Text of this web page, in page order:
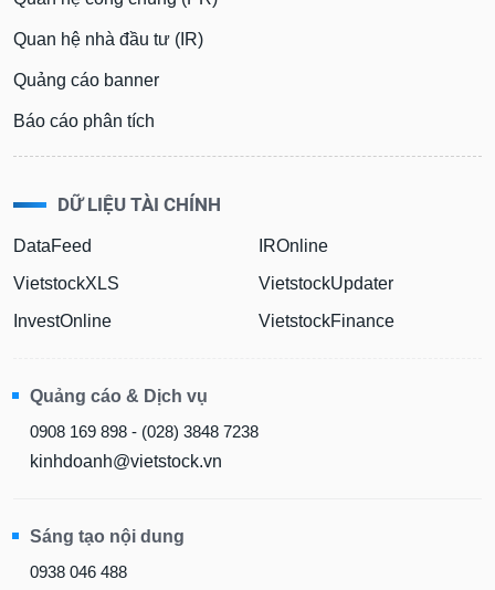
Quan hệ nhà đầu tư (IR)
Quảng cáo banner
Báo cáo phân tích
DỮ LIỆU TÀI CHÍNH
DataFeed
VietstockXLS
InvestOnline
IROnline
VietstockUpdater
VietstockFinance
Quảng cáo & Dịch vụ
0908 169 898 - (028) 3848 7238
kinhdoanh@vietstock.vn
Sáng tạo nội dung
0938 046 488